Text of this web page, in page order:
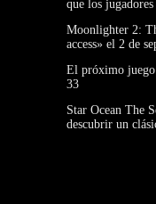
que los
Moonlighter 2:
access» el 2 de
El próximo juego
33
Star Ocean The
descubrir un